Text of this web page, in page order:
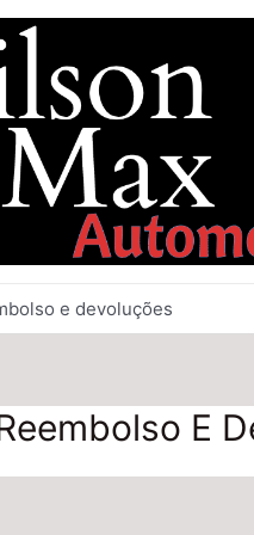
e devoluções
E